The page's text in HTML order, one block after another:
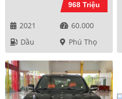
968 Triệu
2021
60.000
Dầu
Phú Thọ